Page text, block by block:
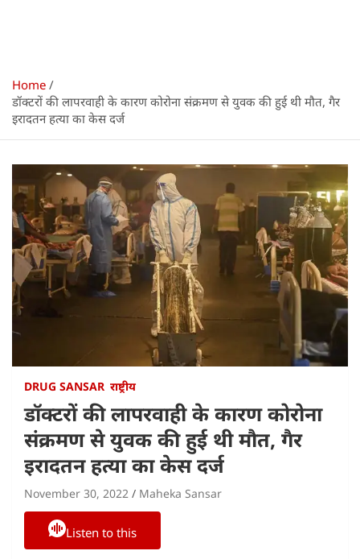
Home
डॉक्टरों की लापरवाही के कारण कोरोना संक्रमण से युवक की हुई थी मौत, गैर
इरादतन हत्या का केस दर्ज
DRUG SANSAR राष्ट्रीय
डॉक्टरों की लापरवाही के कारण कोरोना
संक्रमण से युवक की हुई थी मौत, गैर
इरादतन हत्या का केस दर्ज
November 30, 2022 Maheka Sansar
Listen to this